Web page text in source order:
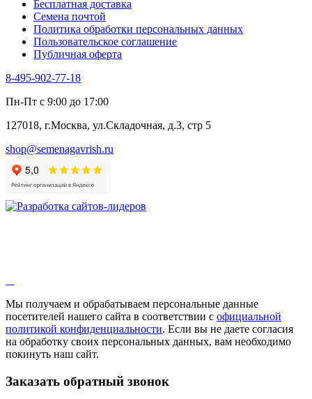
Бесплатная доставка
Семена почтой
Политика обработки персональных данных
Пользовательское соглашение
Публичная оферта
8-495-902-77-18
Пн-Пт с 9:00 до 17:00
127018, г.Москва, ул.Складочная, д.3, стр 5
shop@semenagavrish.ru
Мы получаем и обрабатываем персональные данные
посетителей нашего сайта в соответствии с официальной
политикой конфиденциальности. Если вы не даете согласия
на обработку своих персональных данных, вам необходимо
покинуть наш сайт.
Заказать обратный звонок